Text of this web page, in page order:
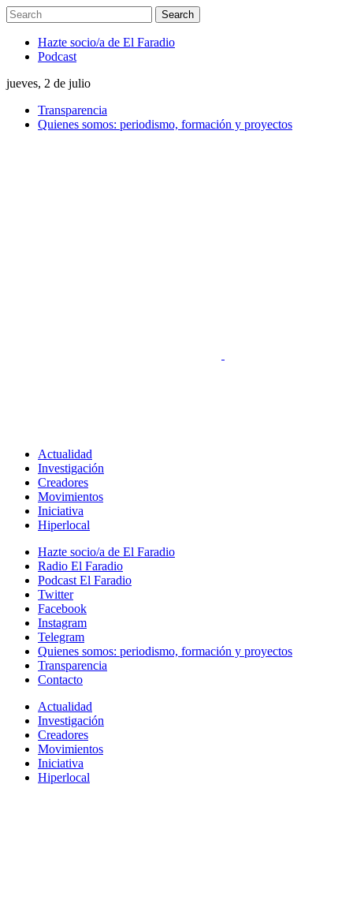
Hazte socio/a de El Faradio
Podcast
jueves, 2 de julio
Transparencia
Quienes somos: periodismo, formación y proyectos
Actualidad
Investigación
Creadores
Movimientos
Iniciativa
Hiperlocal
Hazte socio/a de El Faradio
Radio El Faradio
Podcast El Faradio
Twitter
Facebook
Instagram
Telegram
Quienes somos: periodismo, formación y proyectos
Transparencia
Contacto
Actualidad
Investigación
Creadores
Movimientos
Iniciativa
Hiperlocal